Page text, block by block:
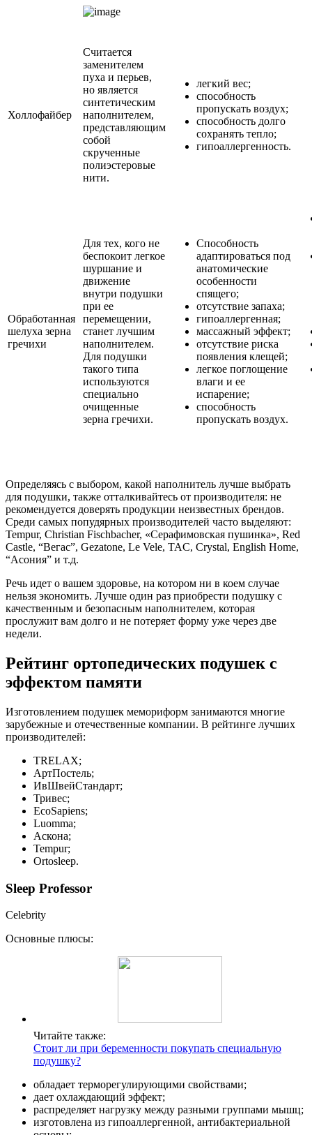
Холлофайбер
Считается
заменителем
пуха и перьев,
но является
синтетическим
наполнителем,
представляющим
собой
скрученные
полиэстеровые
нити.
легкий вес;
способность
пропускать воздух;
способность долго
сохранять тепло;
гипоаллергенность.
Обработанная
шелуха зерна
гречихи
Для тех, кого не
беспокоит легкое
шуршание и
движение
внутри подушки
при ее
перемещении,
станет лучшим
наполнителем.
Для подушки
такого типа
используются
специально
очищенные
зерна гречихи.
Способность
адаптироваться под
анатомические
особенности
спящего;
отсутствие запаха;
гипоаллергенная;
массажный эффект;
отсутствие риска
появления клещей;
легкое поглощение
влаги и ее
испарение;
способность
пропускать воздух.
Определяясь с выбором, какой наполнитель лучше выбрать
для подушки, также отталкивайтесь от производителя: не
рекомендуется доверять продукции неизвестных брендов.
Среди самых попудярных производителей часто выделяют:
Tempur, Christian Fischbacher, «Серафимовская пушинка», Red
Castle, “Вегас”, Gezatone, Le Vele, TAC, Crystal, English Home,
“Асония” и т.д.
Речь идет о вашем здоровье, на котором ни в коем случае
нельзя экономить. Лучше один раз приобрести подушку с
качественным и безопасным наполнителем, которая
прослужит вам долго и не потеряет форму уже через две
недели.
Рейтинг ортопедических подушек с
эффектом памяти
Изготовлением подушек мемориформ занимаются многие
зарубежные и отечественные компании. В рейтинге лучших
производителей:
TRELAX;
АртПостель;
ИвШвейСтандарт;
Тривес;
EcoSapiens;
Luomma;
Аскона;
Tempur;
Ortosleep.
Sleep Professor
Celebrity
Основные плюсы:
Читайте также:
Стоит ли при беременности покупать специальную
подушку?
обладает терморегулирующими свойствами;
дает охлаждающий эффект;
распределяет нагрузку между разными группами мышц;
изготовлена из гипоаллергенной, антибактериальной